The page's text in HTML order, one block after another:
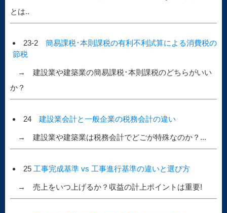
とは..
23-2 簡易課税･本則課税の有利不利試算による消費税の
節税
→ 建設業や建築業の簡易課税･本則課税のどちらがいい
か？
24 建設業会計と一般企業の税務会計の違い
→ 建設業や建築業は税務会計でどごが特殊なのか？...
25 工事完成基準 vs 工事進行基準の違いと選び方
→ 売上をいつ上げるか？収益の計上ポイントは重要!